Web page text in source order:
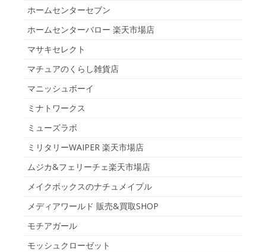
ホームセンターセブン
ホームセンターバロー 楽天市場店
マサキセレクト
マチュアのくらし雑貨店
マニッシュボーイ
ミナトワークス
ミューズラボ
ミリタリーWAIPER 楽天市場店
ムジカ&フェリーチェ楽天市場店
メイクボックスのナチュメイプル
メディアワールド 販売&買取SHOP
モチアガール
モッシュクローゼット